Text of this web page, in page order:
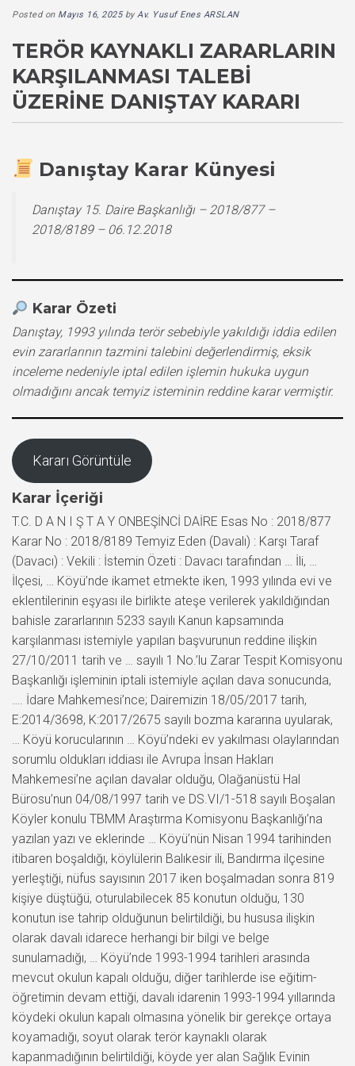
Posted on Mayıs 16, 2025byAv. Yusuf Enes ARSLAN
TERÖR KAYNAKLI ZARARLARIN
KARŞILANMASI TALEBI
ÜZERINE DANIŞTAY KARARI
Danıştay Karar Künyesi
Danıştay 15. Daire Başkanlığı – 2018/877 –
2018/8189 – 06.12.2018
Karar Özeti
Danıştay, 1993 yılında terör sebebiyle yakıldığı iddia edilen
evin zararlarının tazmini talebini değerlendirmiş, eksik
inceleme nedeniyle iptal edilen işlemin hukuka uygun
olmadığını ancak temyiz isteminin reddine karar vermiştir.
Kararı Görüntüle
Karar İçeriği
T.C. D A N I Ş T A Y ONBEŞİNCİ DAİRE Esas No : 2018/877
Karar No : 2018/8189 Temyiz Eden (Davalı) : Karşı Taraf
(Davacı) : Vekili : İstemin Özeti : Davacı tarafından … İli, …
İlçesi, … Köyü’nde ikamet etmekte iken, 1993 yılında evi ve
eklentilerinin eşyası ile birlikte ateşe verilerek yakıldığından
bahisle zararlarının 5233 sayılı Kanun kapsamında
karşılanması istemiyle yapılan başvurunun reddine ilişkin
27/10/2011 tarih ve … sayılı 1 No.’lu Zarar Tespit Komisyonu
Başkanlığı işleminin iptali istemiyle açılan dava sonucunda,
…. İdare Mahkemesi’nce; Dairemizin 18/05/2017 tarih,
E:2014/3698, K:2017/2675 sayılı bozma kararına uyularak,
… Köyü korucularının … Köyü’ndeki ev yakılması olaylarından
sorumlu oldukları iddiası ile Avrupa İnsan Hakları
Mahkemesi’ne açılan davalar olduğu, Olağanüstü Hal
Bürosu’nun 04/08/1997 tarih ve DS.VI/1-518 sayılı Boşalan
Köyler konulu TBMM Araştırma Komisyonu Başkanlığı’na
yazılan yazı ve eklerinde … Köyü’nün Nisan 1994 tarihinden
itibaren boşaldığı, köylülerin Balıkesir ili, Bandırma ilçesine
yerleştiği, nüfus sayısının 2017 iken boşalmadan sonra 819
kişiye düştüğü, oturulabilecek 85 konutun olduğu, 130
konutun ise tahrip olduğunun belirtildiği, bu hususa ilişkin
olarak davalı idarece herhangi bir bilgi ve belge
sunulamadığı, … Köyü’nde 1993-1994 tarihleri arasında
mevcut okulun kapalı olduğu, diğer tarihlerde ise eğitim-
öğretimin devam ettiği, davalı idarenin 1993-1994 yıllarında
köydeki okulun kapalı olmasına yönelik bir gerekçe ortaya
koyamadığı, soyut olarak terör kaynaklı olarak
kapanmadığının belirtildiği, köyde yer alan Sağlık Evinin